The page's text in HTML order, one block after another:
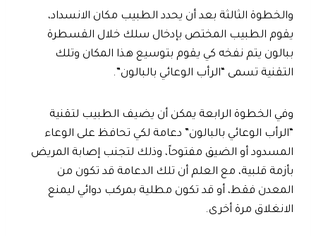
والخطوة الثالثة بعد أن يحدد الطبيب مكان الانسداد،
يقوم الطبيب المختص بإدخال سلك خلال القسطرة
ببالون يتم نفخه كي يقوم بتوسيع هذا المكان وتلك
التقنية تسمى “الرأب الوعائي بالبالون”.
وفي الخطوة الرابعة يمكن أن يضيف الطبيب لتقنية
“الرأب الوعائي بالبالون” دعامة لكي تحافظ على الوعاء
المسدود أو الضيق مفتوحاً، وذلك لتجنب إصابة المريض
بأزمة قلبية، مع العلم أن تلك الدعامة قد تكون من
المعدن فقط، أو قد تكون مطلية بمركب دوائي ليمنع
الانغلاق مرة أخرى.